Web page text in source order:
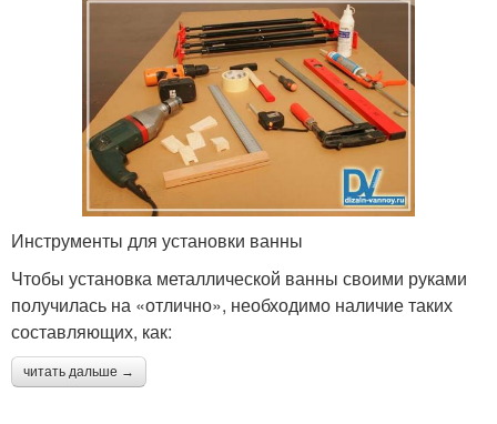
Инструменты для установки ванны
Чтобы установка металлической ванны своими руками
получилась на «отлично», необходимо наличие таких
составляющих, как:
читать дальше →